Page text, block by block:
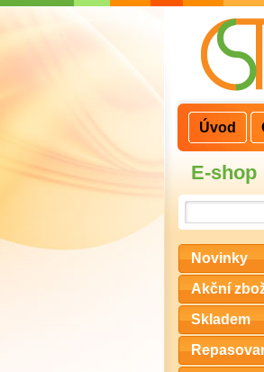
E-shop
Novinky
Akční
Skladem
Úvod